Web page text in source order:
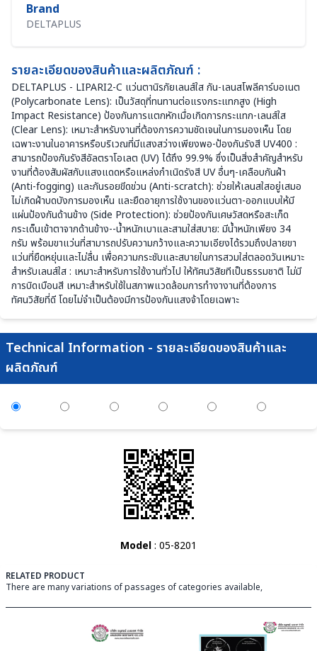
Brand
DELTAPLUS
รายละเอียดของสินค้าและผลิตภัณฑ์ :
DELTAPLUS - LIPARI2-C แว่นตานิรภัยเลนส์ใส กัน-เลนสโพลีคาร์บอเนต
(Polycarbonate Lens): เป็นวัสดุที่ทนทานต่อแรงกระแทกสูง (High
Impact Resistance) ป้องกันการแตกหักเมื่อเกิดการกระแทก-เลนส์ใส
(Clear Lens): เหมาะสำหรับงานที่ต้องการความชัดเจนในการมองเห็น โดย
เฉพาะงานในอาคารหรือบริเวณที่มีแสงสว่างเพียงพอ-ป้องกันรังสี UV400 :
สามารถป้องกันรังสีอัลตราโอเลต (UV) ได้ถึง 99.9% ซึ่งเป็นสิ่งสำคัญสำหรับ
งานที่ต้องสัมผัสกับแสงแดดหรือแหล่งกำเนิดรังสี UV อื่นๆ-เคลือบกันฝ้า
(Anti-fogging) และกันรอยขีดข่วน (Anti-scratch): ช่วยให้เลนสใสอยู่เสมอ
ไม่เกิดฝ้าบดบังการมองเห็น และยืดอายุการใช้งานของแว่นตา-ออกแบบให้มี
แผ่นป้องกันด้านข้าง (Side Protection): ช่วยป้องกันเศษวัสดหรือสะเก็ด
กระเด็นเข้าตาจากด้านข้าง--น้ำหนักเบาและสามใส่สบาย: มีน้ำหนักเพียง 34
กรัม พร้อมขาแว่นที่สามารถปรับความกว้างและความเอียงได้รวมถึงปลายขา
แว่นที่ยืดหยุ่นและไม่ลื่น เพื่อความกระชับและสบายในการสวมใส่ตลอดวันเหมาะ
สำหรับเลนส์ใส : เหมาะสำหรับการใช้งานทั่วไป ให้ทัศนวิสัยทีเป็นธรรมชาติ ไม่มี
การบิดเบือนสี เหมาะสำหรับใช้ในสภาพแวดล้อมการทำงางานที่ต้องการ
ทัศนวิสัยที่ดี โดยไม่จำเป็นต้องมีการป้องกันแสงจ้าโดยเฉพาะ
Technical Information - รายละเอียดของสินค้าและ
ผลิตภัณฑ์
Model: 05-8201
RELATED PRODUCT
There are many variations of passages of categories available,